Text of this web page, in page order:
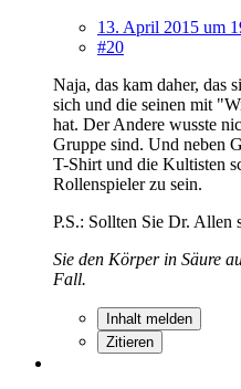
13. April 2015 um
#20
Naja, das kam daher, das
sich und die seinen mit
hat. Der Andere wusste
Gruppe sind. Und neben
T-Shirt und die Kultisten
Rollenspieler zu sein.
P.S.: Sollten Sie Dr. Allen
Sie den Körper in Säure
Fall.
Inhalt melden
Zitieren